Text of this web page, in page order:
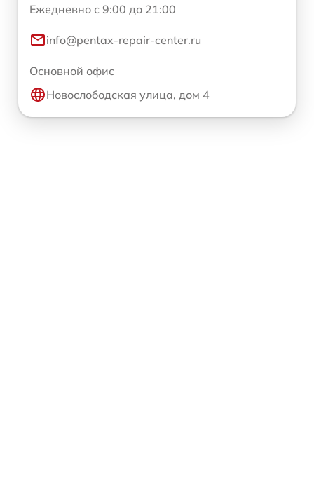
Ежедневно с 9:00 до 21:00
info@pentax-repair-center.ru
Основной офис
Новослободская улица, дом 4